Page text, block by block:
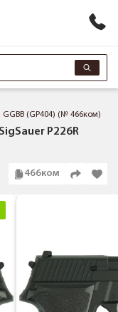
GGBB (GP404) (№ 466ком)
P226R
466ком